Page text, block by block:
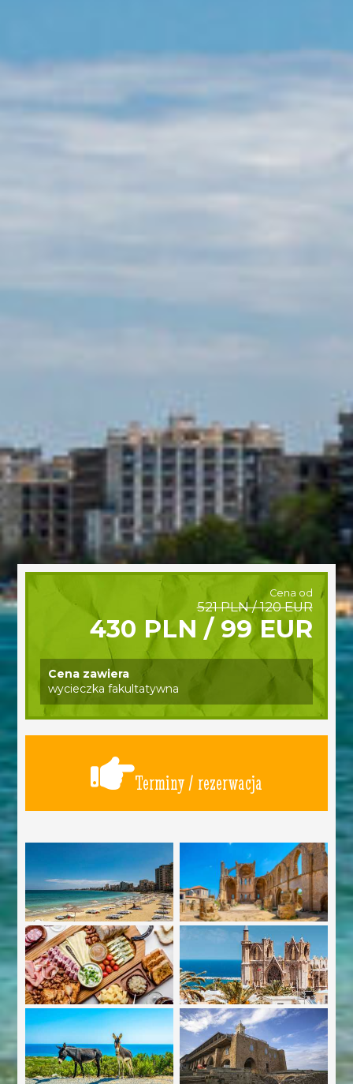
Cena od
521 PLN / 120 EUR
430 PLN / 99 EUR
Cena zawiera
wycieczka fakultatywna
Terminy / rezerwacja